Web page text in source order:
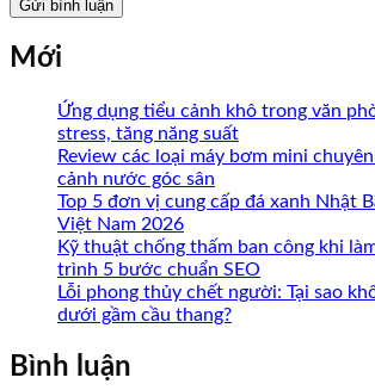
Mới
Ứng dụng tiểu cảnh khô trong văn
stress, tăng năng suất
Review các loại máy bơm mini
cảnh nước góc sân
Top 5 đơn vị cung cấp đá xanh Nhật
Việt Nam 2026
Kỹ thuật chống thấm ban công khi
trình 5 bước chuẩn SEO
Lỗi phong thủy chết người: Tại sao
dưới gầm cầu thang?
Bình luận